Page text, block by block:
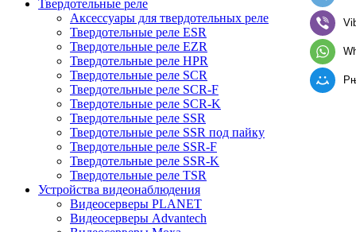
Твердотельные реле
Аксессуары для твердотельных реле
Твердотельные реле ESR
Твердотельные реле EZR
Твердотельные реле HPR
Твердотельные реле SCR
Твердотельные реле SCR-F
Твердотельные реле SCR-K
Твердотельные реле SSR
Твердотельные реле SSR под пайку
Твердотельные реле SSR-F
Твердотельные реле SSR-K
Твердотельные реле TSR
Устройства видеонаблюдения
Видеосерверы PLANET
Видеосерверы Advantech